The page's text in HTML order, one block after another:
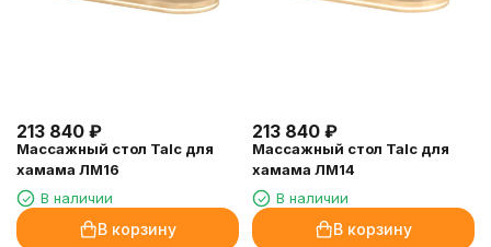
213 840 ₽
Массажный стол Talc для
хамама ЛМ16
В наличии
В корзину
213 840 ₽
Массажный стол Talc для
хамама ЛМ14
В наличии
В корзину